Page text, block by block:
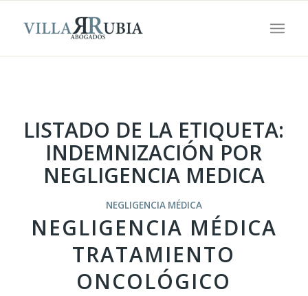
LISTADO DE LA ETIQUETA:
INDEMNIZACIÓN POR
NEGLIGENCIA MEDICA
NEGLIGENCIA MÉDICA
NEGLIGENCIA MÉDICA
TRATAMIENTO
ONCOLÓGICO